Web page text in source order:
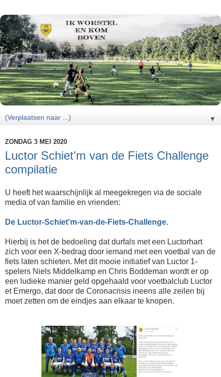
▼
ZONDAG 3 MEI 2020
Luctor Schiet'm van de Fiets Challenge
compilatie
U heeft het waarschijnlijk al meegekregen via de sociale
media of van familie en vrienden:
De Luctor-Schiet'm-van-de-Fiets-Challenge.
Hierbij is het de bedoeling dat durfals met een Luctorhart
zich voor een X-bedrag door iemand met een voetbal van de
fiets laten schieten. Met dit mooie initiatief van Luctor 1-
spelers Niels Middelkamp en Chris Boddeman wordt er op
een ludieke manier geld opgehaald voor voetbalclub Luctor
et Emergo, dat door de Coronacrisis ineens alle zeilen bij
moet zetten om de eindjes aan elkaar te knopen.